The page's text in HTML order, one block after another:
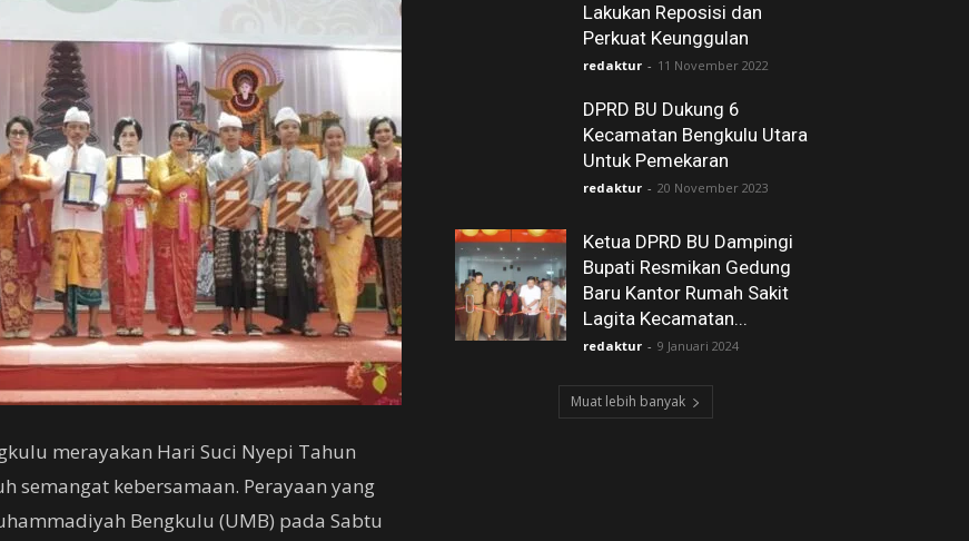
merayakan Hari Suci Nyepi Tahun
semangat kebersamaan. Perayaan yang
Bengkulu (UMB) pada Sabtu
Lakukan Reposisi dan
Perkuat Keunggulan
redaktur - 11 November 2022
DPRD BU Dukung 6
Kecamatan Bengkulu Utara
Untuk Pemekaran
redaktur - 20 November 2023
Ketua DPRD BU Dampingi
Bupati Resmikan Gedung
Baru Kantor Rumah Sakit
Lagita Kecamatan...
redaktur - 9 Januari 2024
Muat lebih banyak